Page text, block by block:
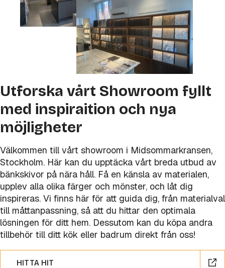
Utforska vårt Showroom fyllt
med inspiraition och nya
möjligheter
Välkommen till vårt showroom i Midsommarkransen,
Stockholm. Här kan du upptäcka vårt breda utbud av
bänkskivor på nära håll. Få en känsla av materialen,
upplev alla olika färger och mönster, och låt dig
inspireras. Vi finns här för att guida dig, från materialval
till måttanpassning, så att du hittar den optimala
lösningen för ditt hem. Dessutom kan du köpa andra
tillbehör till ditt kök eller badrum direkt från oss!
HITTA HIT